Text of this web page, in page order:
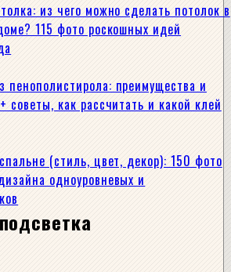
из чего можно сделать потолок в
115 фото роскошных идей
преимущества и
советы, как рассчитать и какой клей
(стиль, цвет, декор): 150 фото
одноуровневых и